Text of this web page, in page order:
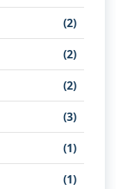
(2)
(2)
(2)
(3)
(1)
(1)